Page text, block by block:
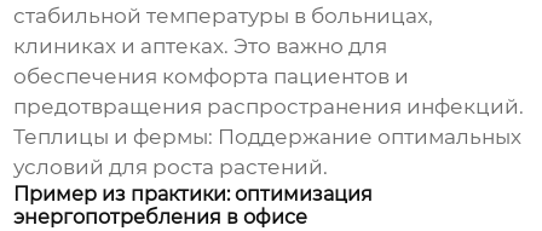
стабильной температуры в больницах,
клиниках и аптеках. Это важно для
обеспечения комфорта пациентов и
предотвращения распространения инфекций.
Теплицы и фермы: Поддержание оптимальных
условий для роста растений.
Пример из практики: оптимизация
энергопотребления в офисе